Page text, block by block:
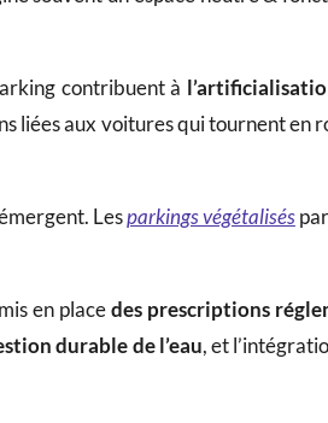
contribuent à
liées aux voitures qui tournent
Lesparkings végétalisés
en placedes prescriptions
durablede l’eau, et